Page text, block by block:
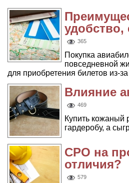
удобство,
365
Покупка
повседневной
для приобретения билетов из-за
Влияние
469
Купить кожаный
гардеробу, а
СРО на
отличия?
579